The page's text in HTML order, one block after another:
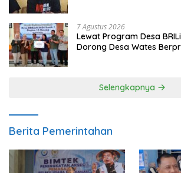
7 Agustus 2026
Lewat Program Desa
Dorong Desa Wates
Selengkapnya
Berita Pemerintahan